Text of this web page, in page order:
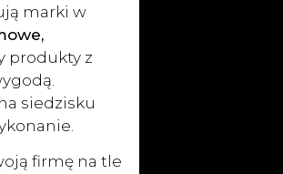
marki w
produkty z
siedzisku
firmę na tle